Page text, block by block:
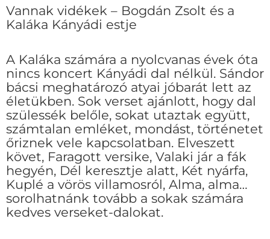
Vannak vidékek – Bogdán Zsolt és a
Kaláka Kányádi estje
A Kaláka számára a nyolcvanas évek óta
nincs koncert Kányádi dal nélkül. Sándor
bácsi meghatározó atyai jóbarát lett az
életükben. Sok verset ajánlott, hogy dal
szülessék belőle, sokat utaztak együtt,
számtalan emléket, mondást, történetet
őriznek vele kapcsolatban. Elveszett
követ, Faragott versike, Valaki jár a fák
hegyén, Dél keresztje alatt, Két nyárfa,
Kuplé a vörös villamosról, Alma, alma…
sorolhatnánk tovább a sokak számára
kedves verseket-dalokat.